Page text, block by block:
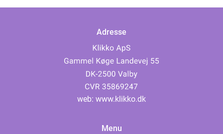
Adresse
web: www.klikko.dk
Menu